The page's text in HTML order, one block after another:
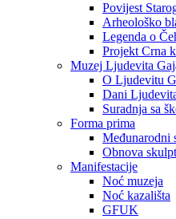
Povijest
Arheološko
Legenda o
Projekt Crna
Muzej Ljudevita
O Ljudevitu
Dani
Suradnja sa
Forma prima
Međunarodni
Obnova
Manifestacije
Noć muzeja
Noć kazališta
GFUK